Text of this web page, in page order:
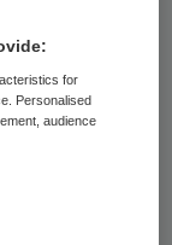
de BES-
vraag is
de
zei
for
Personalised
audience